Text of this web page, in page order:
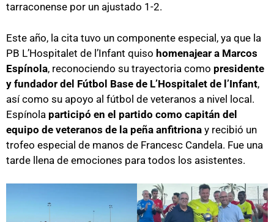
tarraconense por un ajustado 1-2.
Este año, la cita tuvo un componente especial, ya que la
PB L’Hospitalet de l’Infant quiso homenajear a Marcos
Espínola, reconociendo su trayectoria como presidente
y fundador del Fútbol Base de L’Hospitalet de l’Infant,
así como su apoyo al fútbol de veteranos a nivel local.
Espínola participó en el partido como capitán del
equipo de veteranos de la peña anfitriona y recibió un
trofeo especial de manos de Francesc Candela. Fue una
tarde llena de emociones para todos los asistentes.